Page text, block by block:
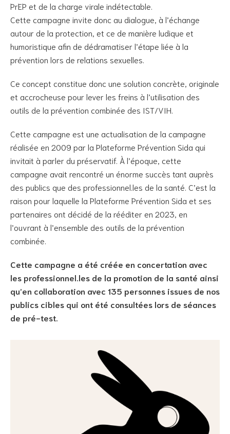
PrEP et de la charge virale indétectable.
Cette campagne invite donc au dialogue, à l’échange
autour de la protection, et ce de manière ludique et
humoristique afin de dédramatiser l’étape liée à la
prévention lors de relations sexuelles.
Ce concept constitue donc une solution concrète, originale
et accrocheuse pour lever les freins à l’utilisation des
outils de la prévention combinée des IST/VIH.
Cette campagne est une actualisation de la campagne
réalisée en 2009 par la Plateforme Prévention Sida qui
invitait à parler du préservatif. À l’époque, cette
campagne avait rencontré un énorme succès tant auprès
des publics que des professionnel.les de la santé. C’est la
raison pour laquelle la Plateforme Prévention Sida et ses
partenaires ont décidé de la rééditer en 2023, en
l’ouvrant à l’ensemble des outils de la prévention
combinée.
Cette campagne a été créée en concertation avec
les professionnel.les de la promotion de la santé ainsi
qu’en collaboration avec 135 personnes issues de nos
publics cibles qui ont été consultées lors de séances
de pré-test.